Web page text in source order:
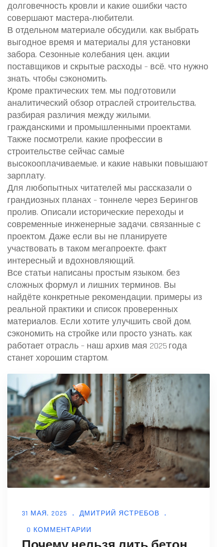
долговечность кровли и какие ошибки часто
совершают мастера‑любители.
В отдельном материале обсудили, как выбрать
выгодное время и материалы для установки
забора. Сезонные колебания цен, акции
поставщиков и скрытые расходы – всё, что нужно
знать, чтобы сэкономить.
Кроме практических тем, мы подготовили
аналитический обзор отраслей строительства,
разбирая различия между жилыми,
гражданскими и промышленными проектами.
Также посмотрели, какие профессии в
строительстве сейчас самые
высокооплачиваемые, и какие навыки повышают
зарплату.
Для любопытных читателей мы рассказали о
грандиозных планах – тоннеле через Берингов
пролив. Описали исторические переходы и
современные инженерные задачи, связанные с
проектом. Даже если вы не планируете
участвовать в таком мегапроекте, факт
интересный и вдохновляющий.
Все статьи написаны простым языком, без
сложных формул и лишних терминов. Вы
найдёте конкретные рекомендации, примеры из
реальной практики и список проверенных
материалов. Если хотите улучшить свой дом,
сэкономить на стройке или просто узнать, как
работает отрасль – наш архив мая 2025 года
станет хорошим стартом.
31 МАЯ, 2025
ДМИТРИЙ ЯСТРЕБОВ
0 КОММЕНТАРИИ